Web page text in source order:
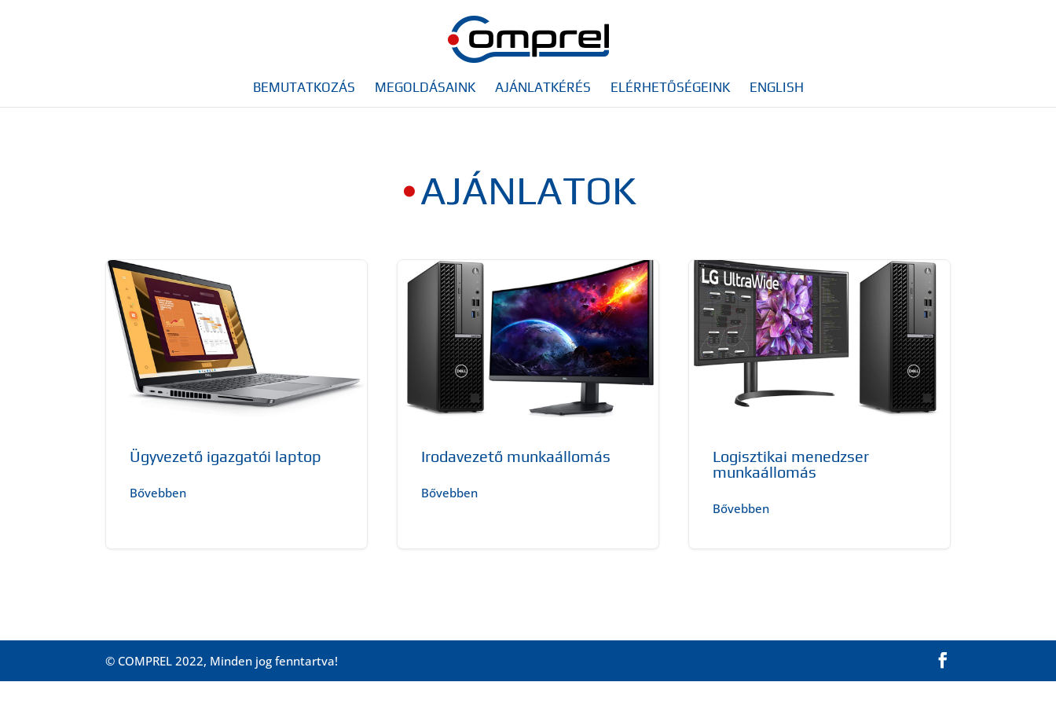
BEMUTATKOZÁS MEGOLDÁSAINK AJÁNLATKÉRÉS ELÉRHETŐSÉGEINK ENGLISH
AJÁNLATOK
Ügyvezető igazgatói laptop
Bővebben
Irodavezető munkaállomás
Bővebben
Logisztikai menedzser
munkaállomás
Bővebben
© COMPREL 2022, Minden jog fenntartva!